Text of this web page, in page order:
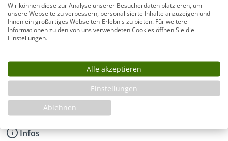
Montage
Produkt Anzahl: Gib den gewünschten
In den Warenkorb
Infos
Wir können diese zur Analyse unserer Besucherdaten platzieren, um
unsere Webseite zu verbessern, personalisierte Inhalte anzuzeigen und
Ihnen ein großartiges Webseiten-Erlebnis zu bieten. Für weitere
Informationen zu den von uns verwendeten Cookies öffnen Sie die
Einstellungen.
Alle akzeptieren
Einstellungen
Ablehnen